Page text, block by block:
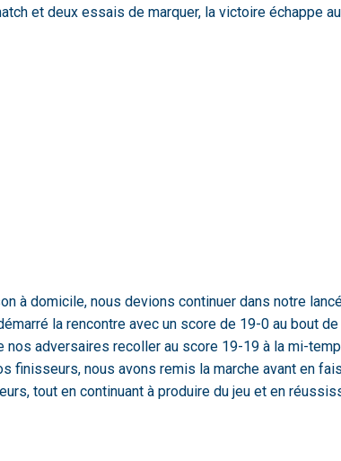
et deux essais de marquer, la victoire échappe au
à domicile, nous devions continuer dans notre
la rencontre avec un score de 19-0 au bout de
adversaires recoller au score 19-19 à la mi-
finisseurs, nous avons remis la marche avant en
tout en continuant à produire du jeu et en